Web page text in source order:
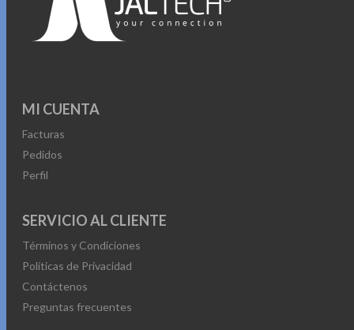
MI CUENTA
Facturas
Pedidos
Perfil
SERVICIO AL CLIENTE
Términos y Condiciones
Políticas de Privacidad
Contáctenos
Preguntas frecuentes